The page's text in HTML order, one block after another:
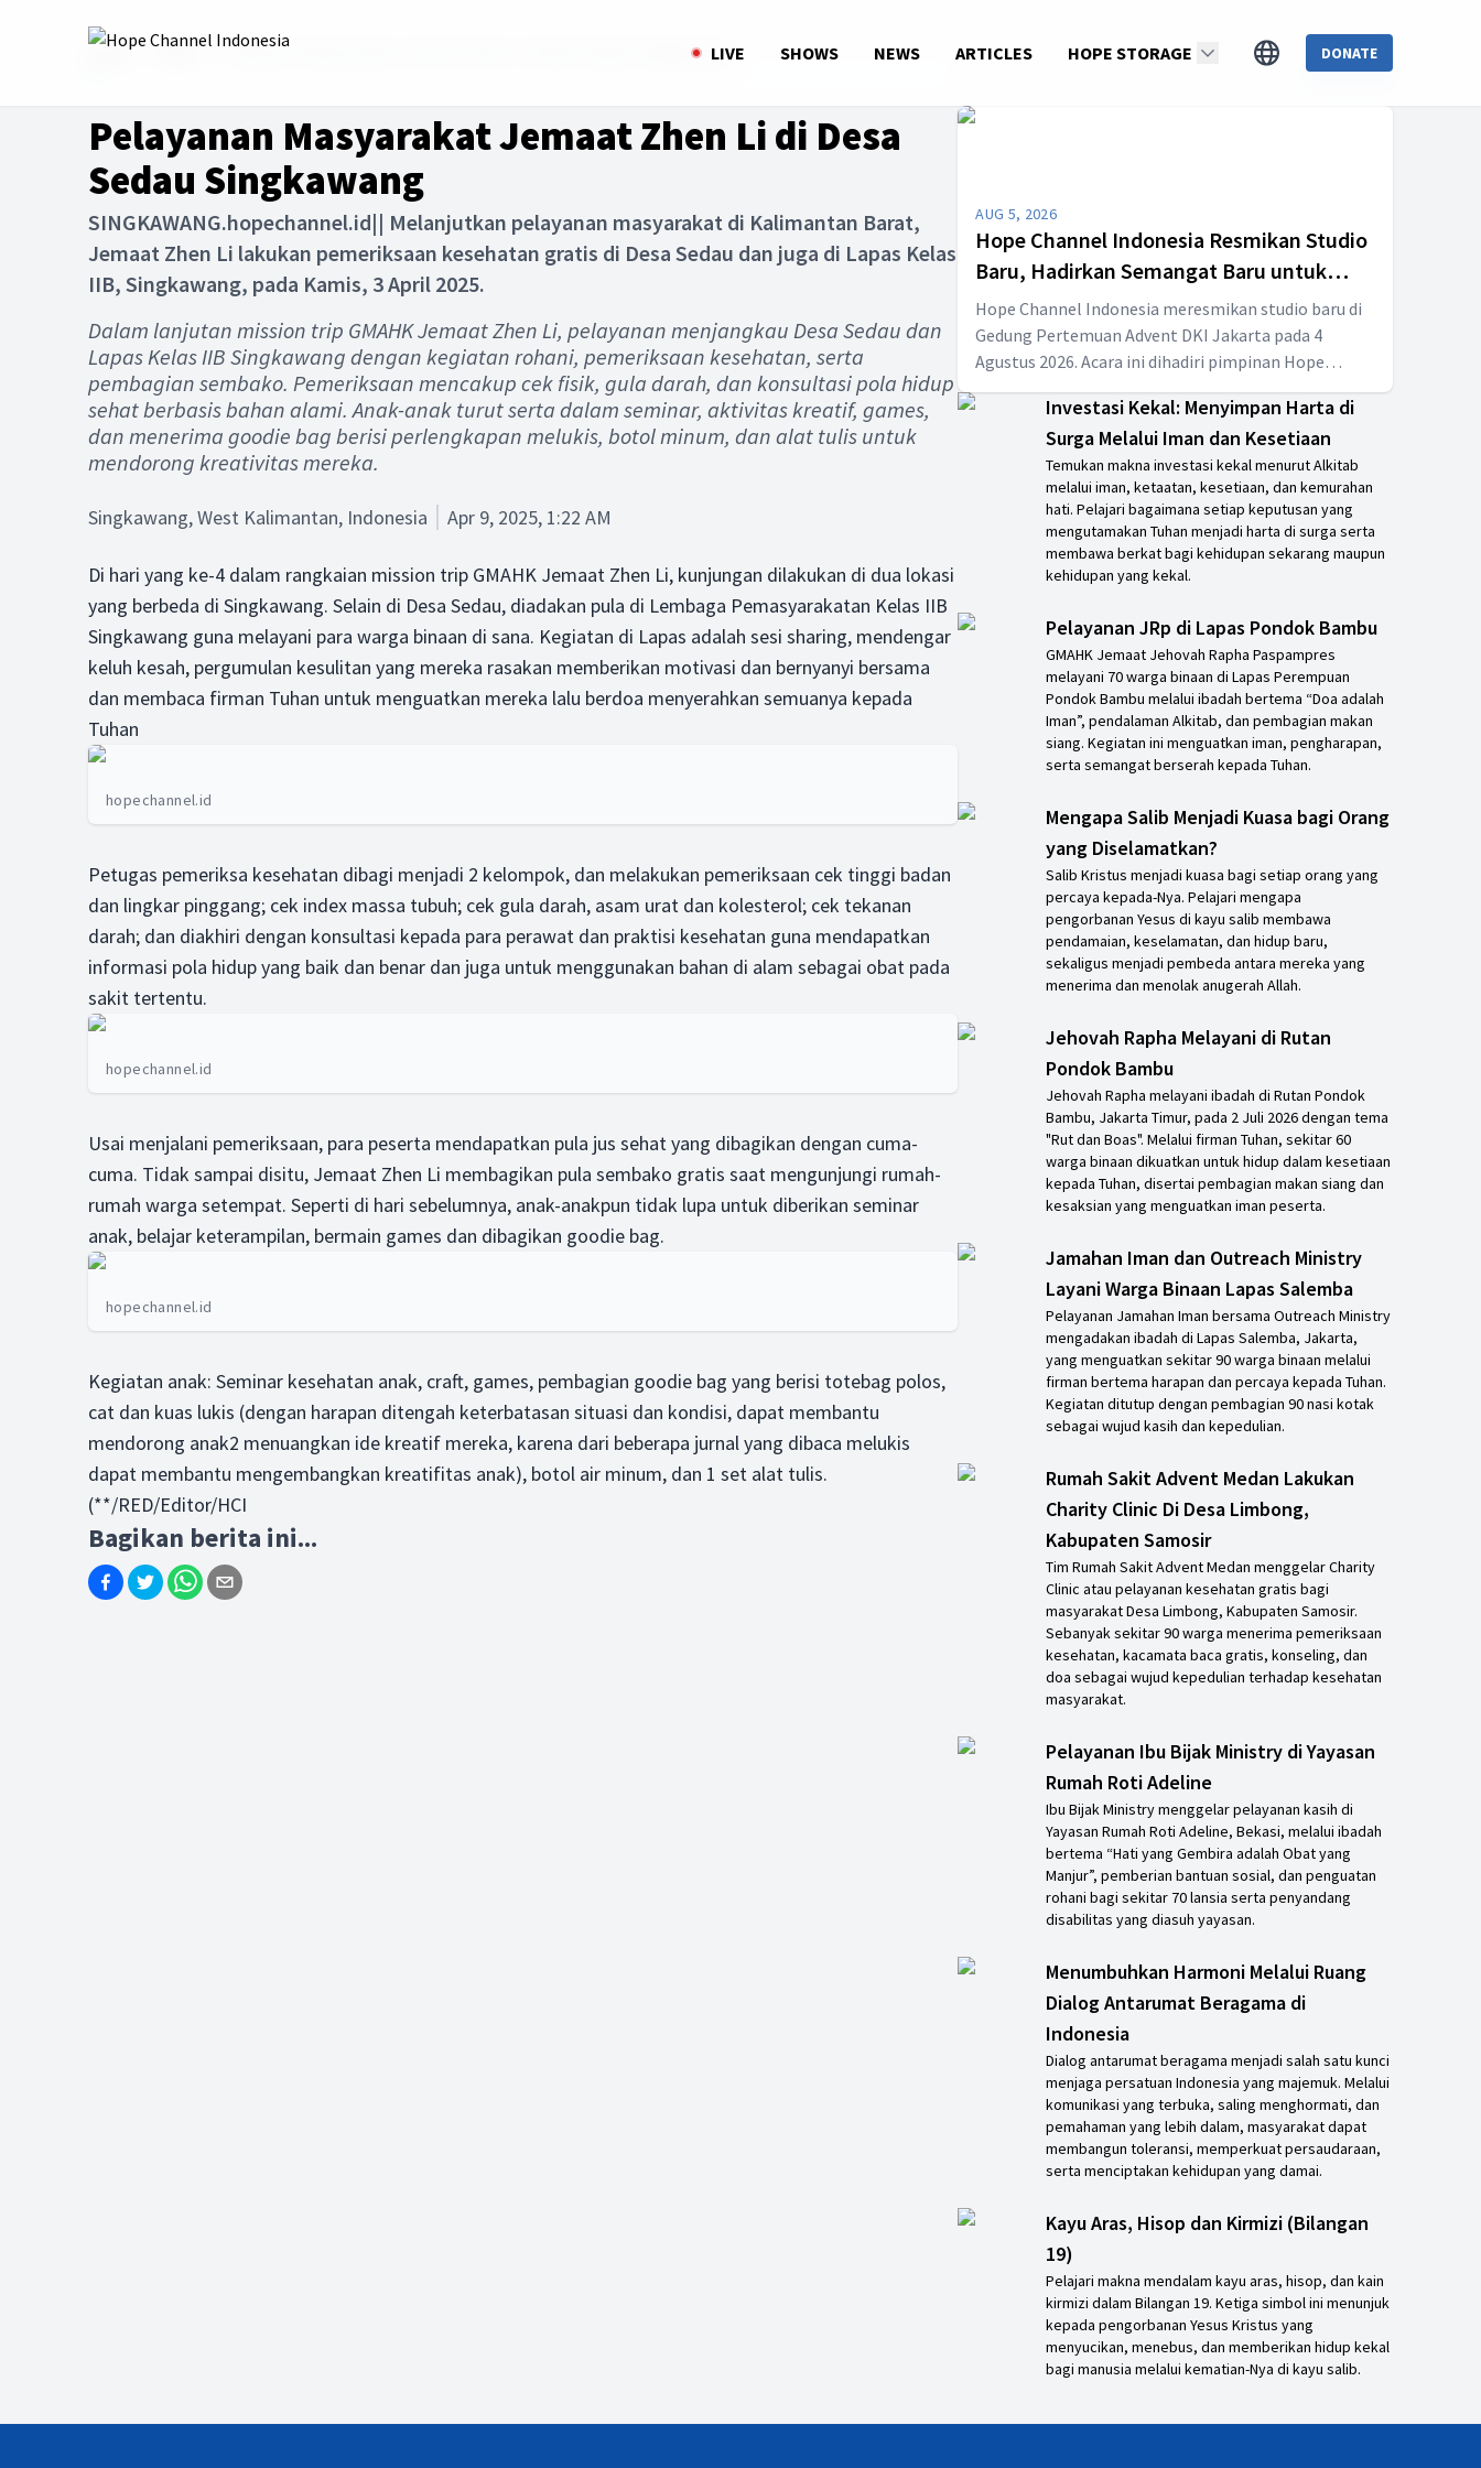
LIVE SHOWS NEWS ARTICLES HOPE STORAGE DONATE
Home News Pelayanan Masyarakat Jemaat Zhen Li di Desa Sedau Singkawang
Pelayanan Masyarakat Jemaat Zhen Li di Desa
Sedau Singkawang
SINGKAWANG.hopechannel.id|| Melanjutkan pelayanan masyarakat di Kalimantan Barat,
Jemaat Zhen Li lakukan pemeriksaan kesehatan gratis di Desa Sedau dan juga di Lapas Kelas
IIB, Singkawang, pada Kamis, 3 April 2025.
Dalam lanjutan mission trip GMAHK Jemaat Zhen Li, pelayanan menjangkau Desa Sedau dan
Lapas Kelas IIB Singkawang dengan kegiatan rohani, pemeriksaan kesehatan, serta
pembagian sembako. Pemeriksaan mencakup cek fisik, gula darah, dan konsultasi pola hidup
sehat berbasis bahan alami. Anak-anak turut serta dalam seminar, aktivitas kreatif, games,
dan menerima goodie bag berisi perlengkapan melukis, botol minum, dan alat tulis untuk
mendorong kreativitas mereka.
Singkawang, West Kalimantan, Indonesia Apr 9, 2025, 1:22 AM
Di hari yang ke-4 dalam rangkaian mission trip GMAHK Jemaat Zhen Li, kunjungan dilakukan di dua lokasi
yang berbeda di Singkawang. Selain di Desa Sedau, diadakan pula di Lembaga Pemasyarakatan Kelas IIB
Singkawang guna melayani para warga binaan di sana. Kegiatan di Lapas adalah sesi sharing, mendengar
keluh kesah, pergumulan kesulitan yang mereka rasakan memberikan motivasi dan bernyanyi bersama
dan membaca firman Tuhan untuk menguatkan mereka lalu berdoa menyerahkan semuanya kepada
Tuhan
hopechannel.id
Petugas pemeriksa kesehatan dibagi menjadi 2 kelompok, dan melakukan pemeriksaan cek tinggi badan
dan lingkar pinggang; cek index massa tubuh; cek gula darah, asam urat dan kolesterol; cek tekanan
darah; dan diakhiri dengan konsultasi kepada para perawat dan praktisi kesehatan guna mendapatkan
informasi pola hidup yang baik dan benar dan juga untuk menggunakan bahan di alam sebagai obat pada
sakit tertentu.
hopechannel.id
Usai menjalani pemeriksaan, para peserta mendapatkan pula jus sehat yang dibagikan dengan cuma-
cuma. Tidak sampai disitu, Jemaat Zhen Li membagikan pula sembako gratis saat mengunjungi rumah-
rumah warga setempat. Seperti di hari sebelumnya, anak-anakpun tidak lupa untuk diberikan seminar
anak, belajar keterampilan, bermain games dan dibagikan goodie bag.
hopechannel.id
Kegiatan anak: Seminar kesehatan anak, craft, games, pembagian goodie bag yang berisi totebag polos,
cat dan kuas lukis (dengan harapan ditengah keterbatasan situasi dan kondisi, dapat membantu
mendorong anak2 menuangkan ide kreatif mereka, karena dari beberapa jurnal yang dibaca melukis
dapat membantu mengembangkan kreatifitas anak), botol air minum, dan 1 set alat tulis.
(**/RED/Editor/HCI
Bagikan berita ini...
READ MORE
AUG 5, 2026
Hope Channel Indonesia Resmikan Studio
Baru, Hadirkan Semangat Baru untuk
Tayangan yang Menginspirasi
Hope Channel Indonesia meresmikan studio baru di
Gedung Pertemuan Advent DKI Jakarta pada 4
Agustus 2026. Acara ini dihadiri pimpinan Hope
Channel International, SSD, dan gereja Advent se-
Indonesia sebagai langkah memperkuat produksi
tayangan yang berkualitas dan berdampak positif.
Investasi Kekal: Menyimpan Harta di
Surga Melalui Iman dan Kesetiaan
Temukan makna investasi kekal menurut Alkitab
melalui iman, ketaatan, kesetiaan, dan kemurahan
hati. Pelajari bagaimana setiap keputusan yang
mengutamakan Tuhan menjadi harta di surga serta
membawa berkat bagi kehidupan sekarang maupun
kehidupan yang kekal.
Pelayanan JRp di Lapas Pondok Bambu
GMAHK Jemaat Jehovah Rapha Paspampres
melayani 70 warga binaan di Lapas Perempuan
Pondok Bambu melalui ibadah bertema “Doa adalah
Iman”, pendalaman Alkitab, dan pembagian makan
siang. Kegiatan ini menguatkan iman, pengharapan,
serta semangat berserah kepada Tuhan.
Mengapa Salib Menjadi Kuasa bagi Orang
yang Diselamatkan?
Salib Kristus menjadi kuasa bagi setiap orang yang
percaya kepada-Nya. Pelajari mengapa
pengorbanan Yesus di kayu salib membawa
pendamaian, keselamatan, dan hidup baru,
sekaligus menjadi pembeda antara mereka yang
menerima dan menolak anugerah Allah.
Jehovah Rapha Melayani di Rutan
Pondok Bambu
Jehovah Rapha melayani ibadah di Rutan Pondok
Bambu, Jakarta Timur, pada 2 Juli 2026 dengan tema
"Rut dan Boas". Melalui firman Tuhan, sekitar 60
warga binaan dikuatkan untuk hidup dalam kesetiaan
kepada Tuhan, disertai pembagian makan siang dan
kesaksian yang menguatkan iman peserta.
Jamahan Iman dan Outreach Ministry
Layani Warga Binaan Lapas Salemba
Pelayanan Jamahan Iman bersama Outreach Ministry
mengadakan ibadah di Lapas Salemba, Jakarta,
yang menguatkan sekitar 90 warga binaan melalui
firman bertema harapan dan percaya kepada Tuhan.
Kegiatan ditutup dengan pembagian 90 nasi kotak
sebagai wujud kasih dan kepedulian.
Rumah Sakit Advent Medan Lakukan
Charity Clinic Di Desa Limbong,
Kabupaten Samosir
Tim Rumah Sakit Advent Medan menggelar Charity
Clinic atau pelayanan kesehatan gratis bagi
masyarakat Desa Limbong, Kabupaten Samosir.
Sebanyak sekitar 90 warga menerima pemeriksaan
kesehatan, kacamata baca gratis, konseling, dan
doa sebagai wujud kepedulian terhadap kesehatan
masyarakat.
Pelayanan Ibu Bijak Ministry di Yayasan
Rumah Roti Adeline
Ibu Bijak Ministry menggelar pelayanan kasih di
Yayasan Rumah Roti Adeline, Bekasi, melalui ibadah
bertema “Hati yang Gembira adalah Obat yang
Manjur”, pemberian bantuan sosial, dan penguatan
rohani bagi sekitar 70 lansia serta penyandang
disabilitas yang diasuh yayasan.
Menumbuhkan Harmoni Melalui Ruang
Dialog Antarumat Beragama di
Indonesia
Dialog antarumat beragama menjadi salah satu kunci
menjaga persatuan Indonesia yang majemuk. Melalui
komunikasi yang terbuka, saling menghormati, dan
pemahaman yang lebih dalam, masyarakat dapat
membangun toleransi, memperkuat persaudaraan,
serta menciptakan kehidupan yang damai.
Kayu Aras, Hisop dan Kirmizi (Bilangan
19)
Pelajari makna mendalam kayu aras, hisop, dan kain
kirmizi dalam Bilangan 19. Ketiga simbol ini menunjuk
kepada pengorbanan Yesus Kristus yang
menyucikan, menebus, dan memberikan hidup kekal
bagi manusia melalui kematian-Nya di kayu salib.